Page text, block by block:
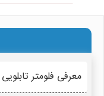
معرفی فلومتر تابلویی 40 گالن